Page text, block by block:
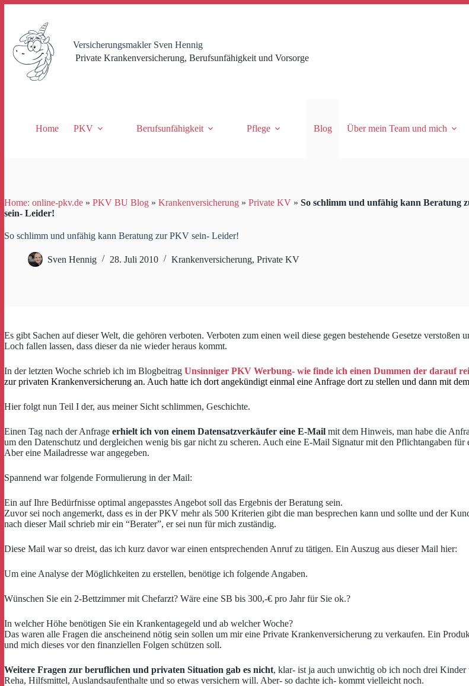
springen
Versicherungsmakler Sven Hennig
Private Krankenversicherung, Berufsunfähigkeit und Vorsorge
Home PKV Berufsunfähigkeit Pflege Blog Über mein Team und mich
Home: online-pkv.de » PKV BU Blog » Krankenversicherung » Private KV » So schlimm und unfähig kann Beratung
sein- Leider!
So schlimm und unfähig kann Beratung zur PKV sein- Leider!
Sven Hennig 28. Juli 2010 Krankenversicherung, Private KV
Es gibt Sachen auf dieser Welt, die gehören verboten. Verboten zum einen weil diese gegen bestehende Gesetze
Loch fallen lassen, dass dieser da nie wieder heraus kommt.
In der letzten Woche schrieb ich im Blogbeitrag Unsinniger PKV Werbung- wie finde ich einen Dummen der darauf
zur privaten Krankenversicherung an. Auch hatte ich dort angekündigt einmal eine Anfrage dort zu stellen und dann mit
Hier folgt nun Teil I der, aus meiner Sicht schlimmen, Geschichte.
Einen Tag nach der Anfrage erhielt ich von einem Datensatzverkäufer eine E-Mail mit dem Hinweis, man habe die
um den Datenschutz und dergleichen wenig bis gar nicht zu scheren. Auch eine E-Mail Signatur mit den Pflichtangaben
Aber eine Mailadresse war angegeben.
Spannend war folgende Formulierung in der Mail:
Ein auf Ihre Bedürfnisse optimal angepasstes Angebot soll das Ergebnis der Beratung sein.
Zuvor sei noch angemerkt, dass es in der PKV mehr als 500 Kriterien gibt die man besprechen kann und sollte und der
nach dieser Mail schrieb mir ein “Berater”, er sei nun für mich zuständig.
Diese Mail war so dreist, das ich kurz davor war einen entsprechenden Anruf zu tätigen. Ein Auszug aus dieser Mail hier:
Um eine Analyse der Möglichkeiten zu erstellen, benötige ich folgende Angaben.
Wünschen Sie ein 2-Bettzimmer mit Chefarzt? Wäre eine SB bis 300,-€ pro Jahr für Sie ok.?
In welcher Höhe benötigen Sie ein Krankentagegeld und ab welcher Woche?
Das waren alle Fragen die anscheinend nötig sein sollen um mir eine Private Krankenversicherung zu verkaufen. Ein
und mich dieses vor den finanziellen Folgen schützen soll.
Weitere Fragen zur beruflichen und privaten Situation gab es nicht, klar- ist ja auch unwichtig ob ich noch drei
Reha, Hilfsmittel, Auslandsaufenthalte und so etwas versichern will. Aber- so dachte ich- kommt vielleicht noch.